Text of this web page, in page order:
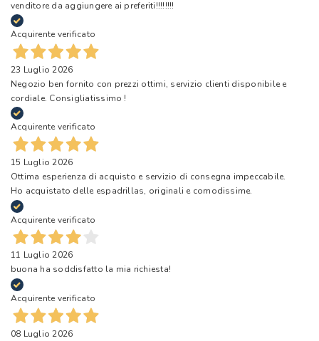
venditore da aggiungere ai preferiti!!!!!!!!
Acquirente verificato
23 Luglio 2026
Negozio ben fornito con prezzi ottimi, servizio clienti disponibile e
cordiale. Consigliatissimo !
Acquirente verificato
15 Luglio 2026
Ottima esperienza di acquisto e servizio di consegna impeccabile.
Ho acquistato delle espadrillas, originali e comodissime.
Acquirente verificato
11 Luglio 2026
buona ha soddisfatto la mia richiesta!
Acquirente verificato
08 Luglio 2026